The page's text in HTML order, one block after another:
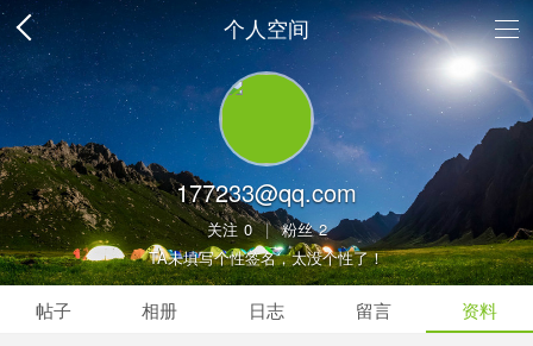
个人空间
177233@qq.com
关注 0 | 粉丝 2
TA未填写个性签名，太没个性了！
帖子 相册 日志 留言 资料